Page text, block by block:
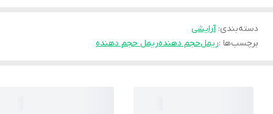
دسته‌بندی:آرایشی
برچسب‌ها :ریملحجم دهندهریمل حجم دهنده